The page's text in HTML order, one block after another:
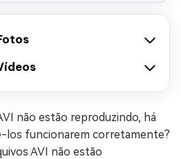
não estão reproduzindo, há
los funcionarem corretamente?
AVI não estão